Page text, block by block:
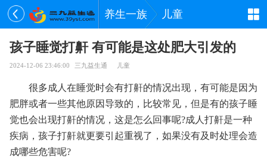
养生一族 儿童
孩子睡觉打鼾 有可能是这处肥大引发的
2024-12-06 23:46:00 三九益生通 儿童
很多成人在睡觉时会有打鼾的情况出现，有可能是因为
肥胖或者一些其他原因导致的，比较常见，但是有的孩子睡
觉也会出现打鼾的情况，这是怎么回事呢?成人打鼾是一种
疾病，孩子打鼾就更要引起重视了，如果没有及时处理会造
成哪些危害呢?